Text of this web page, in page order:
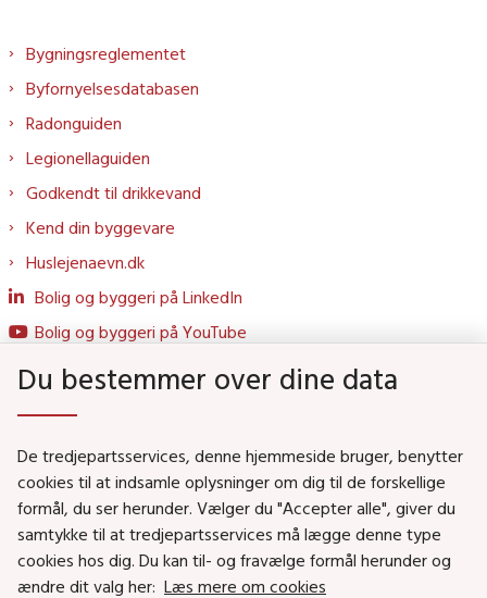
Bygningsreglementet
Byfornyelsesdatabasen
Radonguiden
Legionellaguiden
Godkendt til drikkevand
Kend din byggevare
Huslejenaevn.dk
Bolig og byggeri på LinkedIn
Bolig og byggeri på YouTube
Social- og Boligministeriet
Job i Social- og Boligstyrelsen
Puljer og tilskud
Nyhedsbreve
Du bestemmer over dine data
De tredjepartsservices, denne hjemmeside bruger, benytter
cookies til at indsamle oplysninger om dig til de forskellige
formål, du ser herunder. Vælger du "Accepter alle", giver du
samtykke til at tredjepartsservices må lægge denne type
cookies hos dig. Du kan til- og fravælge formål herunder og
ændre dit valg her: Læs mere om cookies